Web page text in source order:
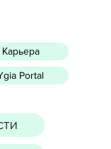
Карьера
Portal